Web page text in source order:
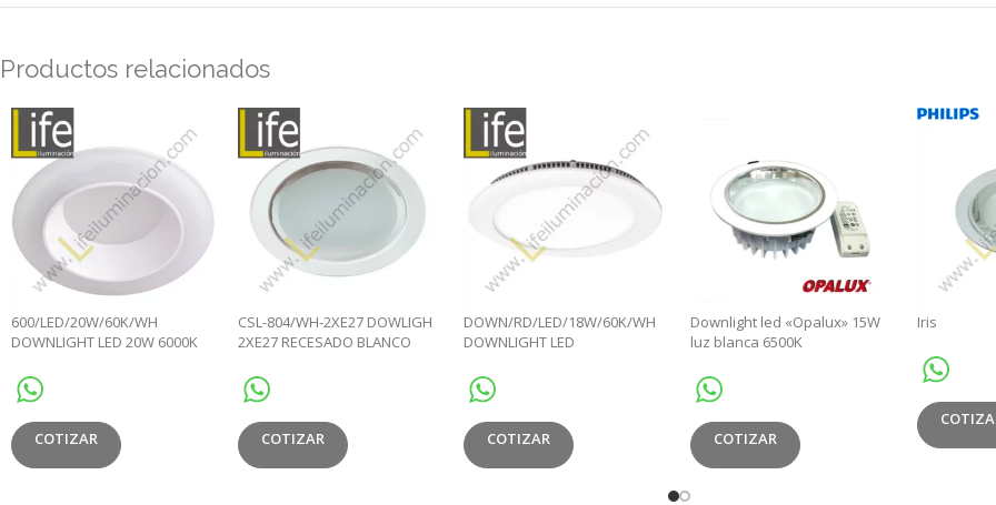
Productos relacionados
600/LED/20W/60K/WH
DOWNLIGHT LED 20W 6000K
COTIZAR
CSL-804/WH-2XE27 DOWLIGH
2XE27 RECESADO BLANCO
COTIZAR
DOWN/RD/LED/18W/60K/WH
DOWNLIGHT LED
22.5X2CM MULTIVO
COTIZAR
Downlight led «Opalux» 15W
luz blanca 6500K
COTIZAR
Iris